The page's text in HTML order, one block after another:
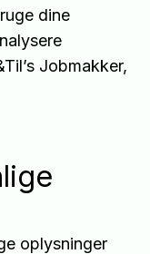
dine
Jobmakker,
oplysninger